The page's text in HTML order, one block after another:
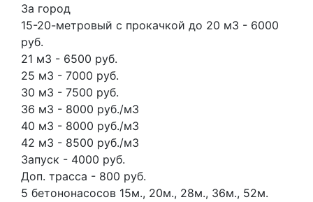
За город
15-20-метровый с прокачкой до 20 м3 - 6000
руб.
21 м3 - 6500 руб.
25 м3 - 7000 руб.
30 м3 - 7500 руб.
36 м3 - 8000 руб./м3
40 м3 - 8000 руб./м3
42 м3 - 8500 руб./м3
Запуск - 4000 руб.
Доп. трасса - 800 руб.
5 бетононасосов 15м., 20м., 28м., 36м., 52м.